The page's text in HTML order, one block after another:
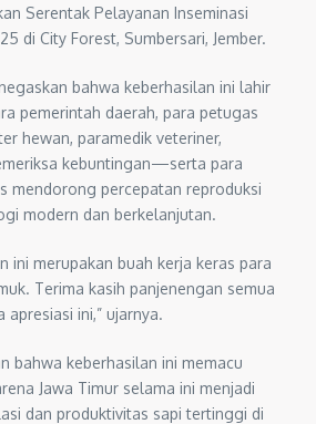
Serentak Pelayanan Inseminasi
di City Forest, Sumbersari, Jember.
bahwa keberhasilan ini lahir
pemerintah daerah, para petugas
hewan, paramedik veteriner,
kebuntingan—serta para
mendorong percepatan reproduksi
modern dan berkelanjutan.
ini merupakan buah kerja keras para
Terima kasih panjenengan semua
ini,” ujarnya.
bahwa keberhasilan ini memacu
Jawa Timur selama ini menjadi
dan produktivitas sapi tertinggi di